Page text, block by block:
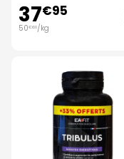
37€95
50€60/kg